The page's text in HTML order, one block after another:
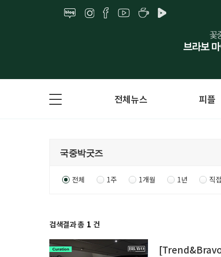
전체뉴스 피플
전체 1주 1개월 1년 직
검색결과 총 1 건